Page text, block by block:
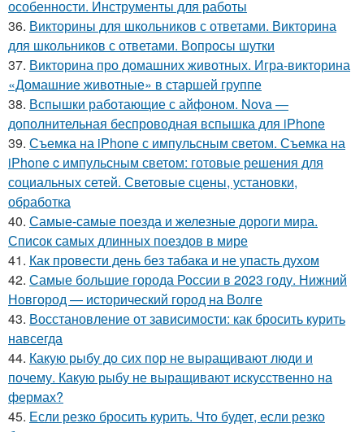
особенности. Инструменты для работы
36. Викторины для школьников с ответами. Викторина
для школьников с ответами. Вопросы шутки
37. Викторина про домашних животных. Игра-викторина
«Домашние животные» в старшей группе
38. Вспышки работающие с айфоном. Nova —
дополнительная беспроводная вспышка для iPhone
39. Съемка на iPhone с импульсным светом. Съемка на
iPhone c импульсным светом: готовые решения для
социальных сетей. Световые сцены, установки,
обработка
40. Самые-самые поезда и железные дороги мира.
Список самых длинных поездов в мире
41. Как провести день без табака и не упасть духом
42. Самые большие города России в 2023 году. Нижний
Новгород — исторический город на Волге
43. Восстановление от зависимости: как бросить курить
навсегда
44. Какую рыбу до сих пор не выращивают люди и
почему. Какую рыбу не выращивают искусственно на
фермах?
45. Если резко бросить курить. Что будет, если резко